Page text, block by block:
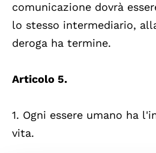
comunicazione dovrà
lo stesso intermediario,
deroga ha termine.
Articolo 5.
1. Ogni essere umano ha
vita.